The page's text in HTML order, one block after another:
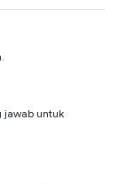
jawab untuk